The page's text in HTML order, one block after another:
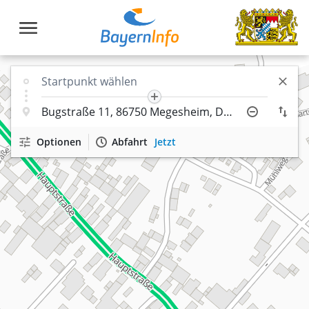
Optionen Abfahrt Jetzt